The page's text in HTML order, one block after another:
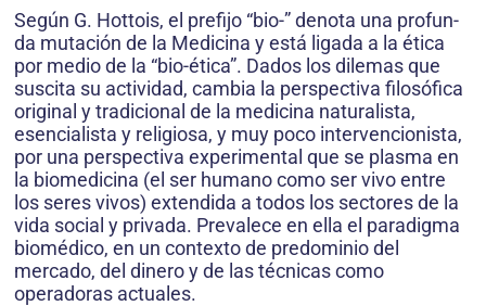
Según G. Hottois, el prefijo “bio-” denota una profun­
da mutación de la Medicina y está ligada a la ética
por medio de la “bio-ética”. Dados los dilemas que
suscita su actividad, cambia la perspectiva filosófica
original y tradicional de la medicina naturalista,
esencialista y reli­giosa, y muy poco intervencionista,
por una perspectiva experimental que se plasma en
la biomedicina (el ser humano como ser vivo entre
los seres vivos) extendida a todos los sectores de la
vida social y privada. Preva­lece en ella el paradigma
biomédico, en un contexto de predominio del
mercado, del dinero y de las técnicas como
operadoras actuales.